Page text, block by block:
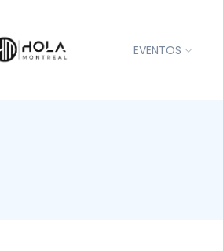
EVENTOS